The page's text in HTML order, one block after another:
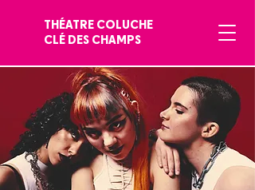
THÉATRE COLUCHE
CLÉ DES CHAMPS